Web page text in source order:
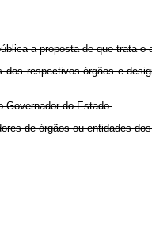
a proposta de que trata o
respectivos órgãos e
Governador do Estado.
de órgãos ou entidades